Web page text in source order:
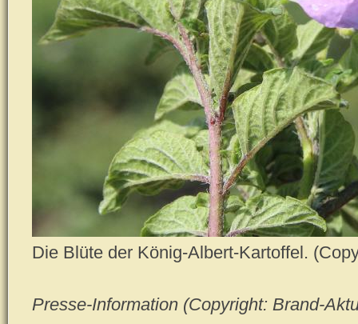
Die Blüte der König-Albert-Kartoffel.
Presse-Information (Copyright: Brand-